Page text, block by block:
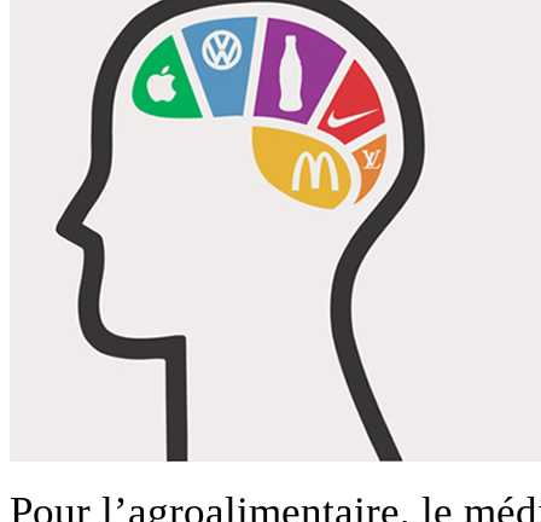
Pour l’agroalimentaire, le